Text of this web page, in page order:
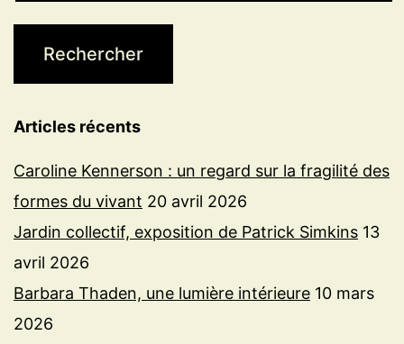
Articles récents
Caroline Kennerson : un regard sur la fragilité des
formes du vivant 20 avril 2026
Jardin collectif, exposition de Patrick Simkins 13
avril 2026
Barbara Thaden, une lumière intérieure 10 mars
2026